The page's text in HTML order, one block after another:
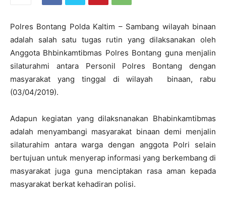
Polres Bontang Polda Kaltim – Sambang wilayah binaan
adalah salah satu tugas rutin yang dilaksanakan oleh
Anggota Bhbinkamtibmas Polres Bontang guna menjalin
silaturahmi antara Personil Polres Bontang dengan
masyarakat yang tinggal di wilayah binaan, rabu
(03/04/2019).
Adapun kegiatan yang dilaksnanakan Bhabinkamtibmas
adalah menyambangi masyarakat binaan demi menjalin
silaturahim antara warga dengan anggota Polri selain
bertujuan untuk menyerap informasi yang berkembang di
masyarakat juga guna menciptakan rasa aman kepada
masyarakat berkat kehadiran polisi.